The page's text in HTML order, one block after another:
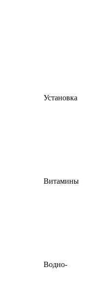
Установка
Витамины
Водно-